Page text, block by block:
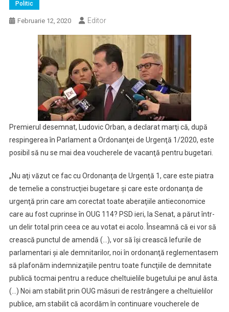
Politic
Februarie 12, 2020 Editor
Premierul desemnat, Ludovic Orban, a declarat marţi că, după
respingerea în Parlament a Ordonanţei de Urgenţă 1/2020, este
posibil să nu se mai dea voucherele de vacanţă pentru bugetari.
„Nu aţi văzut ce fac cu Ordonanţa de Urgenţă 1, care este piatra
de temelie a construcţiei bugetare şi care este ordonanţa de
urgenţă prin care am corectat toate aberaţiile antieconomice
care au fost cuprinse în OUG 114? PSD ieri, la Senat, a părut într-
un delir total prin ceea ce au votat ei acolo. Înseamnă că ei vor să
crească punctul de amendă (…), vor să îşi crească lefurile de
parlamentari şi ale demnitarilor, noi în ordonanţă reglementasem
să plafonăm indemnizaţiile pentru toate funcţiile de demnitate
publică tocmai pentru a reduce cheltuielile bugetului pe anul ăsta.
(…) Noi am stabilit prin OUG măsuri de restrângere a cheltuielilor
publice, am stabilit că acordăm în continuare voucherele de